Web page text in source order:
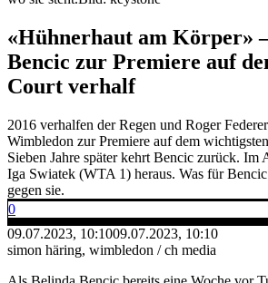
«Hühnerhaut am Körper»
Bencic zur Premiere auf
Court verhalf
2016 verhalfen der Regen und Roger
Wimbledon zur Premiere auf dem
Sieben Jahre später kehrt Bencic zurück. Im
Iga Swiatek (WTA 1) heraus. Was für
gegen sie.
0
09.07.2023, 10:1009.07.2023, 10:10
simon häring, wimbledon / ch media